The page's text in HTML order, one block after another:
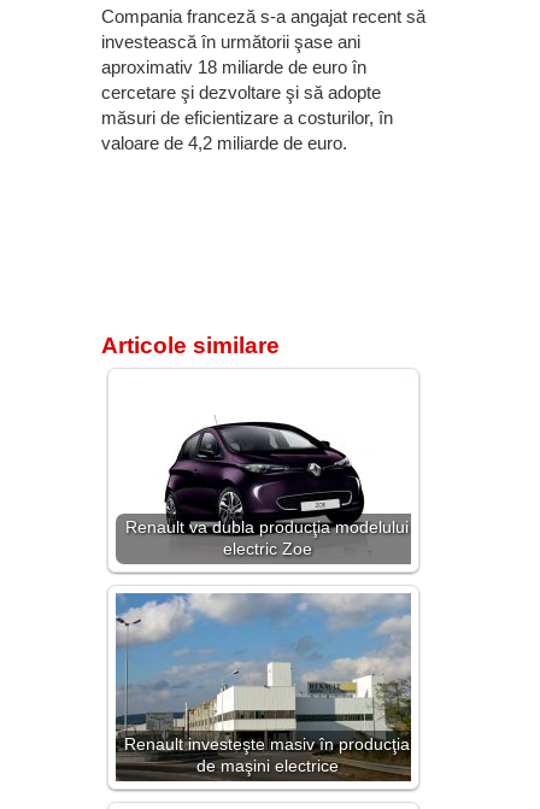
Compania franceză s-a angajat recent să
investească în următorii şase ani
aproximativ 18 miliarde de euro în
cercetare şi dezvoltare şi să adopte
măsuri de eficientizare a costurilor, în
valoare de 4,2 miliarde de euro.
Articole similare
Renault va dubla producţia modelului
electric Zoe
Renault investeşte masiv în producţia
de maşini electrice